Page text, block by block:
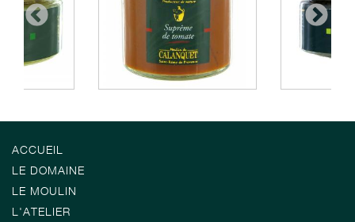
ACCUEIL
LE DOMAINE
LE MOULIN
L'ATELIER